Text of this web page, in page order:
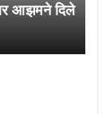
आझमने दिले